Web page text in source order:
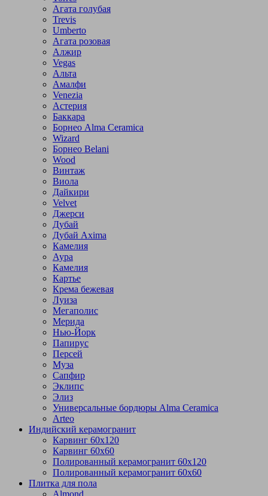
Агата голубая
Trevis
Umberto
Агата розовая
Алжир
Vegas
Альта
Амалфи
Venezia
Астерия
Баккара
Борнео Alma Ceramica
Wizard
Борнео Belani
Wood
Винтаж
Виола
Дайкири
Velvet
Джерси
Дубай
Дубай Axima
Камелия
Аура
Камелия
Картье
Крема бежевая
Луиза
Мегаполис
Мерида
Нью-Йорк
Папирус
Персей
Муза
Сапфир
Эклипс
Элиз
Универсальные бордюры Alma Ceramica
Arteo
Индийский керамогранит
Карвинг 60х120
Карвинг 60х60
Полированный керамогранит 60х120
Полированный керамогранит 60х60
Плитка для пола
Almond